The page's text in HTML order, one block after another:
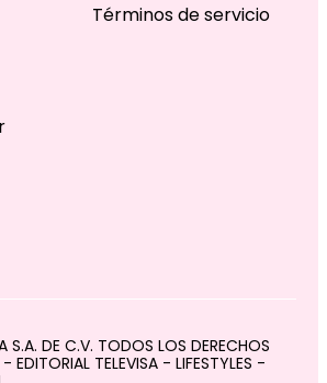
Términos de servicio
S.A. DE C.V. TODOS LOS DERECHOS
EDITORIAL TELEVISA - LIFESTYLES -